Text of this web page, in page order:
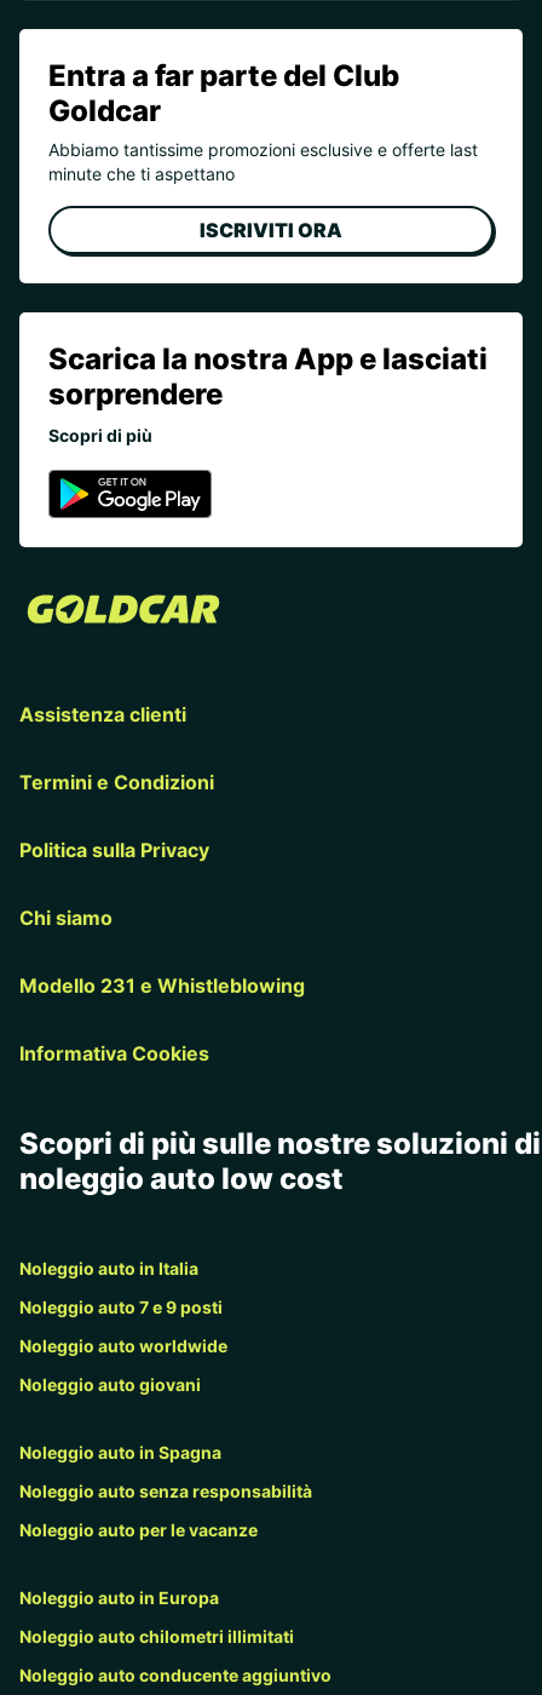
Entra a far parte del Club
Goldcar
Abbiamo tantissime promozioni esclusive e offerte last
minute che ti aspettano
ISCRIVITI ORA
Scarica la nostra App e lasciati
sorprendere
Scopri di più
Assistenza clienti
Termini e Condizioni
Politica sulla Privacy
Chi siamo
Modello 231 e Whistleblowing
Informativa Cookies
Scopri di più sulle nostre soluzioni di
noleggio auto low cost
Noleggio auto in Italia
Noleggio auto 7 e 9 posti
Noleggio auto worldwide
Noleggio auto giovani
Noleggio auto in Spagna
Noleggio auto senza responsabilità
Noleggio auto per le vacanze
Noleggio auto in Europa
Noleggio auto chilometri illimitati
Noleggio auto conducente aggiuntivo